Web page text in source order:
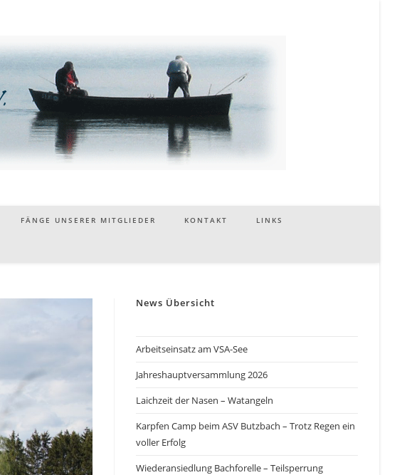
FÄNGE UNSERER MITGLIEDER KONTAKT LINKS
News Übersicht
Arbeitseinsatz am VSA-See
Jahreshauptversammlung 2026
Laichzeit der Nasen – Watangeln
Karpfen Camp beim ASV Butzbach – Trotz Regen ein
voller Erfolg
Wiederansiedlung Bachforelle – Teilsperrung